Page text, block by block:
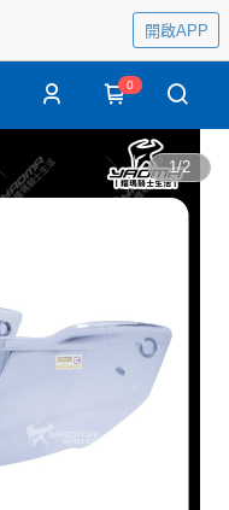
開啟APP
0
1/2